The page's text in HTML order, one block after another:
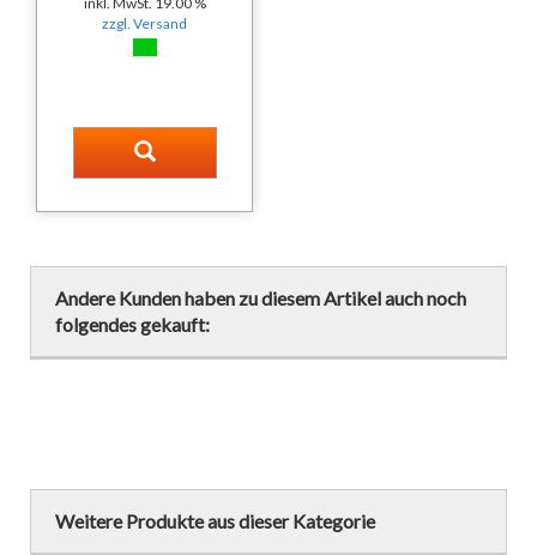
zzgl. Versand
Andere Kunden haben zu diesem Artikel auch noch
folgendes gekauft:
Weitere Produkte aus dieser Kategorie